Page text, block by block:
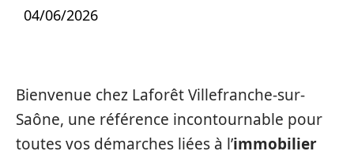
04/06/2026
Bienvenue chez Laforêt Villefranche-sur-
Saône, une référence incontournable pour
toutes vos démarches liées à l’immobilier